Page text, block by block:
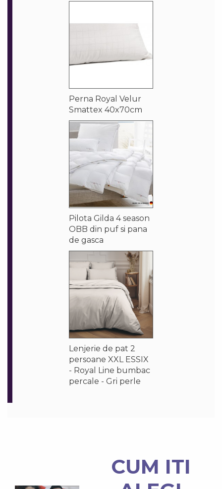
Perna Royal Velur
Smattex 40x70cm
Pilota Gilda 4 season
OBB din puf si pana
de gasca
Lenjerie de pat 2
persoane XXL ESSIX
- Royal Line bumbac
percale - Gri perle
CUM ITI